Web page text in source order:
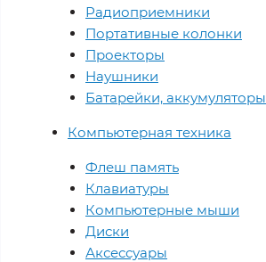
Радиоприемники
Портативные колонки
Проекторы
Наушники
Батарейки, аккумуляторы
Компьютерная техника
Флеш память
Клавиатуры
Компьютерные мыши
Диски
Аксессуары